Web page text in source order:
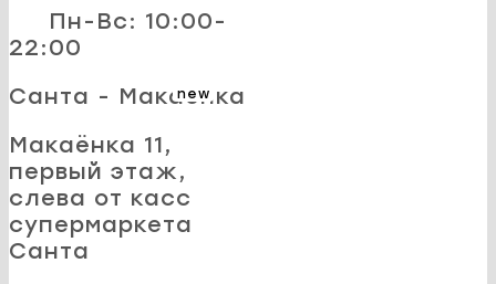
Пн-Вс: 10:00-
22:00
new
Санта - Макаёнка
Макаёнка 11,
первый этаж,
слева от касс
супермаркета
Санта